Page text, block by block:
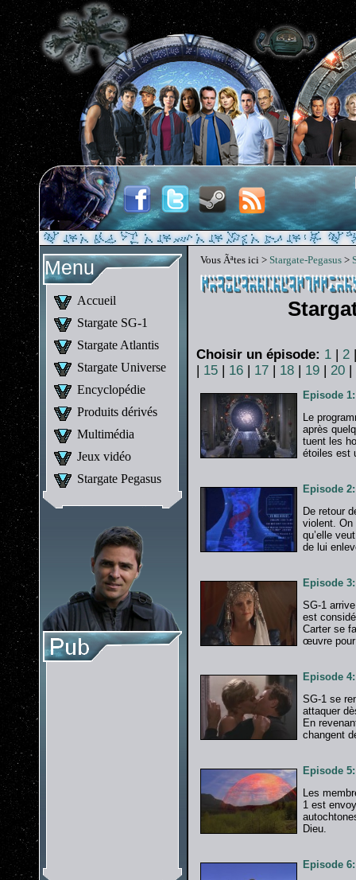
Menu
Accueil
Stargate SG-1
Stargate Atlantis
Stargate Universe
Encyclopédie
Produits dérivés
Multimédia
Jeux vidéo
Stargate Pegasus
Vous Ãªtes ici > Stargate-Pegasus >
Choisir un épisode: 1 | 2
| 15 | 16 | 17 | 18 | 19 | 20 |
Episode
Le
après
tuent les
étoiles est
Episode
De retour
violent. On
qu’elle
de lui
Episode
SG-1
est
Carter se
œuvre
Episode
SG-1 se
attaquer
En
changent
Episode
Les
1 est
Dieu.
Episode